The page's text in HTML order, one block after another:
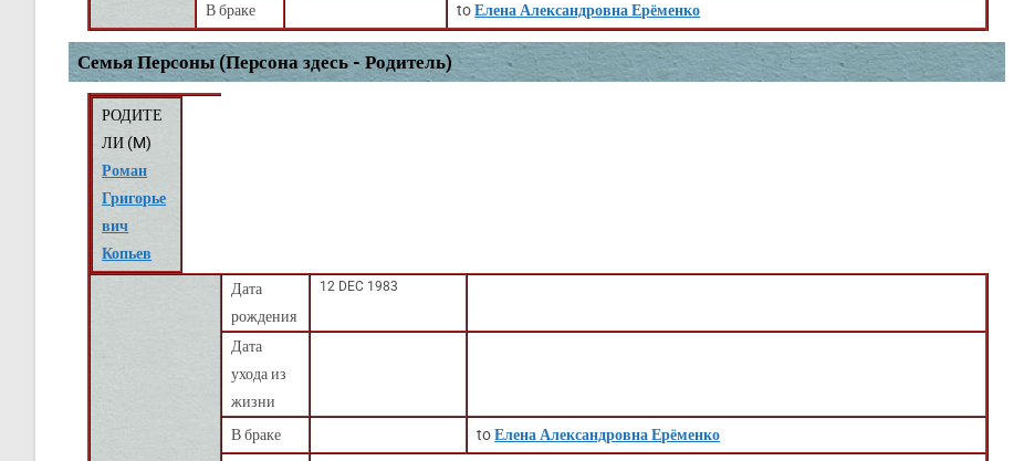
В браке
toЕлена Александровна Ерёменко
Семья Персоны (Персона здесь - Родитель)
РОДИТЕ
ЛИ (M)
Роман
Григорье
вич
Копьев
Дата
рождения
12 DEC 1983
Дата
ухода из
жизни
В браке
toЕлена Александровна Ерёменко